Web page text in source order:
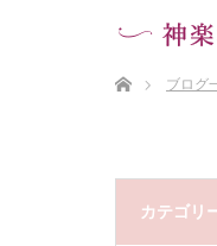
ブログ
カテゴリ